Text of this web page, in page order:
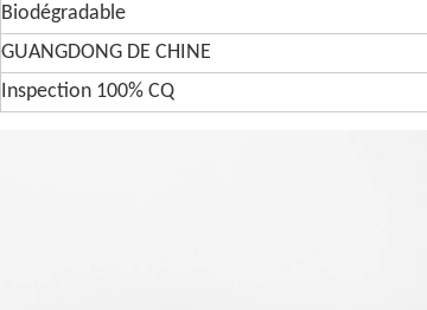
Biodégradable
GUANGDONG DE CHINE
Inspection 100% CQ